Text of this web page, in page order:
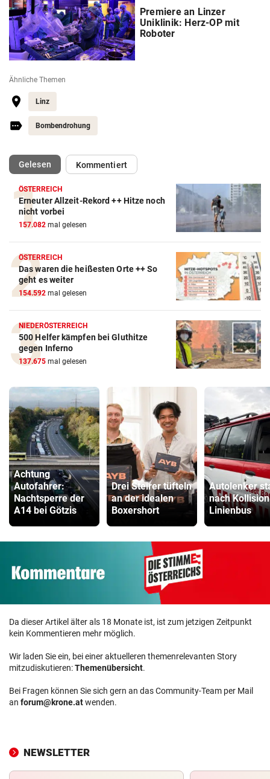
Premiere an Linzer
Uniklinik: Herz-OP mit
Roboter
Ähnliche Themen
Linz
Bombendrohung
Gelesen(ausgewählt)Kommentiert
ÖSTERREICH
Erneuter Allzeit-Rekord ++ Hitze noch
nicht vorbei
157.082 mal gelesen
ÖSTERREICH
Das waren die heißesten Orte ++ So
geht es weiter
154.592 mal gelesen
NIEDERÖSTERREICH
500 Helfer kämpfen bei Gluthitze
gegen Inferno
137.675 mal gelesen
Achtung
Autofahrer:
Nachtsperre der
A14 bei Götzis
Drei Steirer tüfteln
an der idealen
Boxershort
Autolenker
nach
Linienbus
Da dieser Artikel älter als 18 Monate ist, ist zum jetzigen Zeitpunkt
kein Kommentieren mehr möglich.
Wir laden Sie ein, bei einer aktuelleren themenrelevanten Story
mitzudiskutieren:Themenübersicht.
Bei Fragen können Sie sich gern an das Community-Team per Mail
an forum@krone.atwenden.
NEWSLETTER